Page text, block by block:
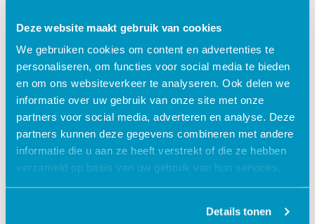
Deze website maakt gebruik van cookies
We gebruiken cookies om content en advertenties te
personaliseren, om functies voor social media te bieden
en om ons websiteverkeer te analyseren. Ook delen we
informatie over uw gebruik van onze site met onze
partners voor social media, adverteren en analyse. Deze
partners kunnen deze gegevens combineren met andere
informatie die u aan ze heeft verstrekt of die ze hebben
verzameld op basis van uw gebruik van hun services.
Details tonen
Jouw data veilig in de cloud